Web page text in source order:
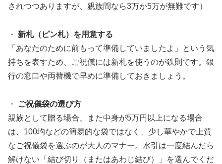
されつつありますが、親族間なら3万か5万が無難です）
・ 新札（ピン札）を用意する
「あなたのために前もって準備していましたよ」という気
持ちを表すため、ご祝儀には新札を使うのが鉄則です。銀
行の窓口や両替機で早めに準備しておきましょう。
・
ご祝儀袋の選び方
親族として贈る場合、また中身が5万円以上になる場合
は、100均などの簡易的な袋ではなく、少し華やかで上質
なご祝儀袋を選ぶのが大人のマナー。水引は一度結んだら
解けない「結び切り（またはあわじ結び）」を選んでくだ